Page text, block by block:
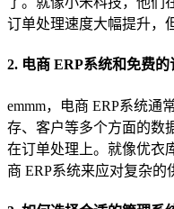
订单处理速度大幅提升，
2. 电商 ERP系统和免费的
emmm，电商 ERP系统通
存、客户等多个方面的数
在订单处理上。就像优衣
商 ERP系统来应对复杂的